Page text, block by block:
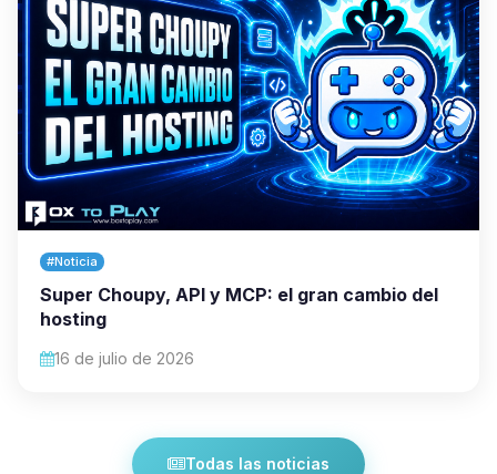
#Noticia
Super Choupy, API y MCP: el gran cambio del
hosting
16 de julio de 2026
Todas las noticias